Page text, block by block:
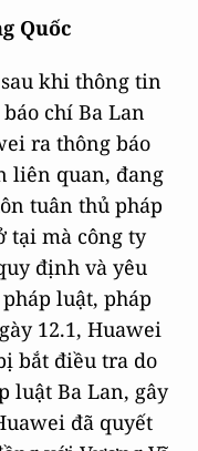
Quốc
khi thông tin
chí Ba Lan
ra thông báo
liên quan, đang
tuân thủ pháp
tại mà công ty
định và yêu
luật, pháp
12.1, Huawei
bắt điều tra do
luật Ba Lan, gây
đã quyết